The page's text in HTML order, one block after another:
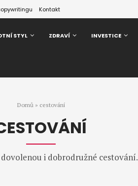
Kontakt
STYL ZDRAVÍ INVESTICE
Domů» cestování
i dobrodružné cestování.